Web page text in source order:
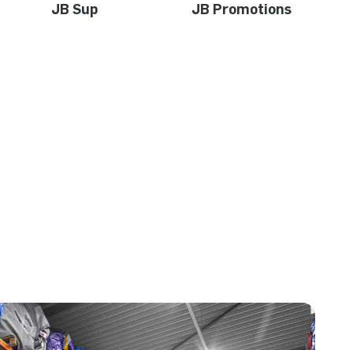
JB Sup JB Promotions